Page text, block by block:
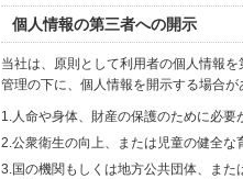
個人情報の第三者への開示
当社は、原則として利用者の個人情報
管理の下に、個人情報を開示する場合が
1.人命や身体、財産の保護のために必要
2.公衆衛生の向上、または児童の健全な
3.国の機関もしくは地方公共団体、ま